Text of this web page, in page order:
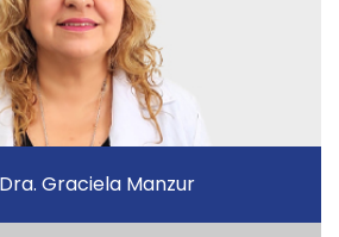
Graciela Manzur